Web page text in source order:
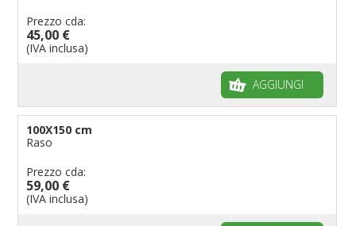
Prezzo cda:
45,00 €
(IVA inclusa)
AGGIUNGI
100X150 cm
Raso
Prezzo cda:
59,00 €
(IVA inclusa)